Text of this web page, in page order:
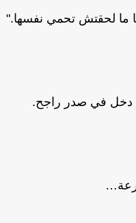
لحقتش تحمي نفسها."
في صدر راجح.